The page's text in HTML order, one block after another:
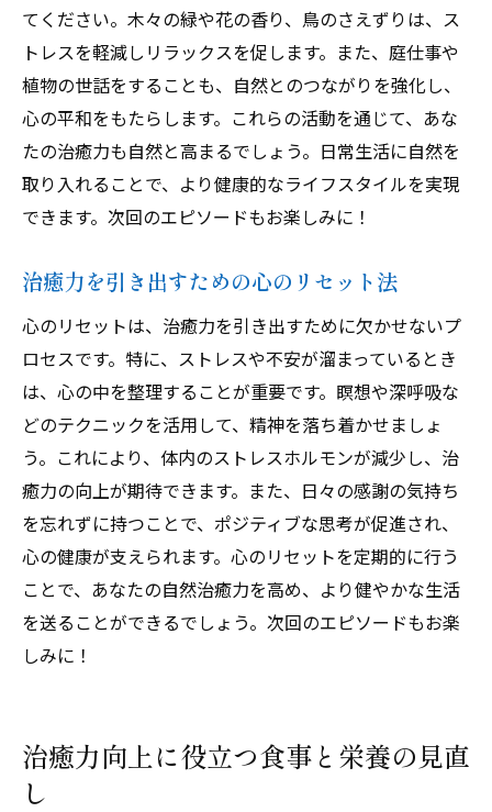
てください。木々の緑や花の香り、鳥のさえずりは、ス
トレスを軽減しリラックスを促します。また、庭仕事や
植物の世話をすることも、自然とのつながりを強化し、
心の平和をもたらします。これらの活動を通じて、あな
たの治癒力も自然と高まるでしょう。日常生活に自然を
取り入れることで、より健康的なライフスタイルを実現
できます。次回のエピソードもお楽しみに！
治癒力を引き出すための心のリセット法
心のリセットは、治癒力を引き出すために欠かせないプ
ロセスです。特に、ストレスや不安が溜まっているとき
は、心の中を整理することが重要です。瞑想や深呼吸な
どのテクニックを活用して、精神を落ち着かせましょ
う。これにより、体内のストレスホルモンが減少し、治
癒力の向上が期待できます。また、日々の感謝の気持ち
を忘れずに持つことで、ポジティブな思考が促進され、
心の健康が支えられます。心のリセットを定期的に行う
ことで、あなたの自然治癒力を高め、より健やかな生活
を送ることができるでしょう。次回のエピソードもお楽
しみに！
治癒力向上に役立つ食事と栄養の見直
し